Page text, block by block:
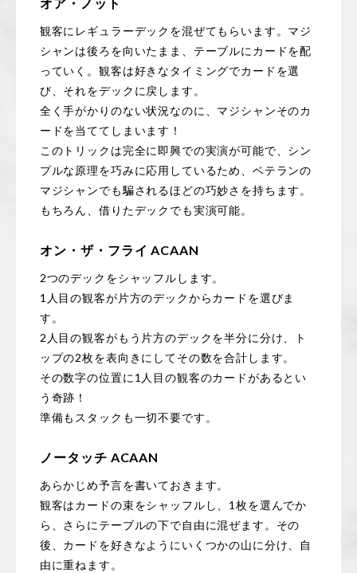
オア・ノット
観客にレギュラーデックを混ぜてもらいます。マジ
シャンは後ろを向いたまま、テーブルにカードを配
っていく。観客は好きなタイミングでカードを選
び、それをデックに戻します。
全く手がかりのない状況なのに、マジシャンそのカ
ードを当ててしまいます！
このトリックは完全に即興での実演が可能で、シン
プルな原理を巧みに応用しているため、ベテランの
マジシャンでも騙されるほどの巧妙さを持ちます。
もちろん、借りたデックでも実演可能。
オン・ザ・フライ ACAAN
2つのデックをシャッフルします。
1人目の観客が片方のデックからカードを選びま
す。
2人目の観客がもう片方のデックを半分に分け、ト
ップの2枚を表向きにしてその数を合計します。
その数字の位置に1人目の観客のカードがあるとい
う奇跡！
準備もスタックも一切不要です。
ノータッチ ACAAN
あらかじめ予言を書いておきます。
観客はカードの束をシャッフルし、1枚を選んでか
ら、さらにテーブルの下で自由に混ぜます。その
後、カードを好きなようにいくつかの山に分け、自
由に重ねます。